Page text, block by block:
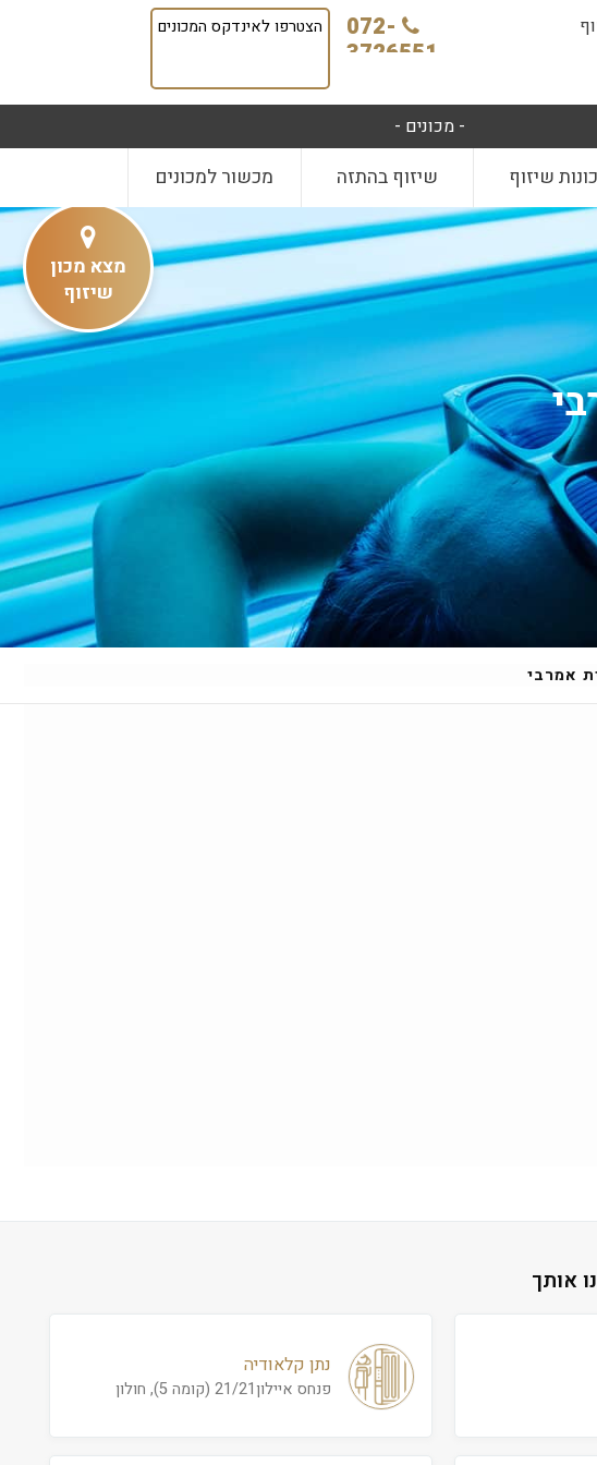
072-
3726551
הצטרפו לאינדקס המכונים
- מכונים -
שיזוף שיזוף בהתזה מכשור למכונים
אמרבי
אותך
נתן קלאודיה
פנחס איילון21/21 (קומה 5), חולון
מצא מכון
שיזוף